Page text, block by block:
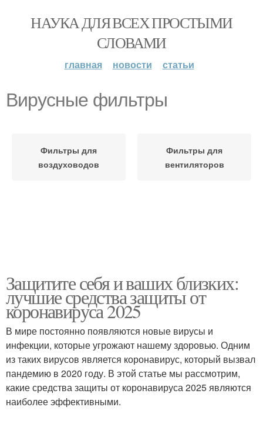
НАУКА ДЛЯ ВСЕХ ПРОСТЫМИ
СЛОВАМИ
главная новости статьи
Вирусные фильтры
Фильтры для
воздуховодов
Фильтры для
вентиляторов
Защитите себя и ваших близких:
лучшие средства защиты от
коронавируса 2025
В мире постоянно появляются новые вирусы и
инфекции, которые угрожают нашему здоровью. Одним
из таких вирусов является коронавирус, который вызвал
пандемию в 2020 году. В этой статье мы рассмотрим,
какие средства защиты от коронавируса 2025 являются
наиболее эффективными.